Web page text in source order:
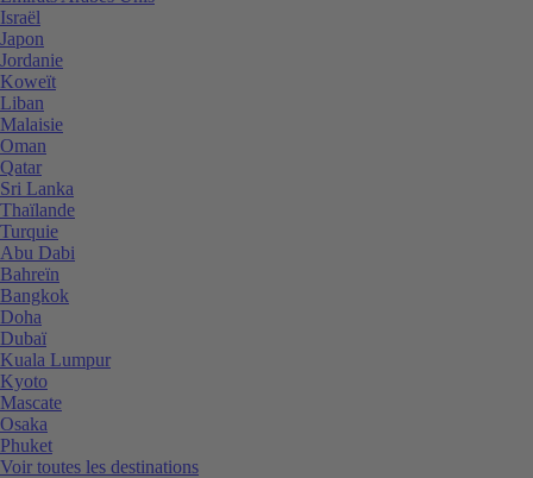
Israël
Japon
Jordanie
Koweït
Liban
Malaisie
Oman
Qatar
Sri Lanka
Thaïlande
Turquie
Abu Dabi
Bahreïn
Bangkok
Doha
Dubaï
Kuala Lumpur
Kyoto
Mascate
Osaka
Phuket
Voir toutes les destinations